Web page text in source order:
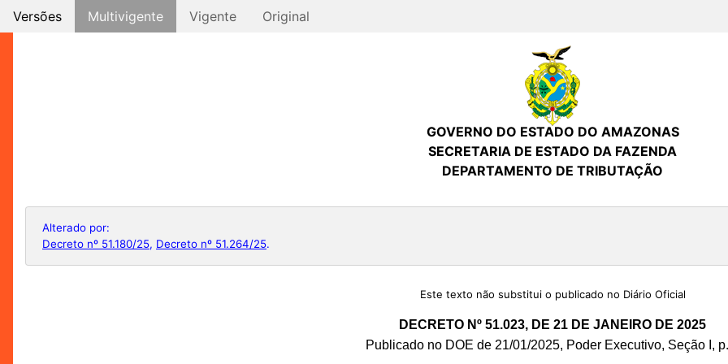
Versões Multivigente Vigente Original
GOVERNO DO ESTADO DO AMAZONAS
SECRETARIA DE ESTADO DA FAZENDA
DEPARTAMENTO DE TRIBUTAÇÃO
Alterado por:
Decreto nº 51.180/25, Decreto nº 51.264/25.
Este texto não substitui o publicado no Diário Oficial
DECRETO Nº 51.023, DE 21 DE JANEIRO DE 2025
Publicado no DOE de 21/01/2025, Poder Executivo, Seção I,